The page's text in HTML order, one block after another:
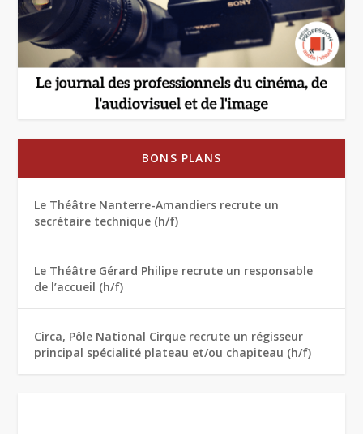
BONS PLANS
Le Théâtre Nanterre-Amandiers recrute un
secrétaire technique (h/f)
Le Théâtre Gérard Philipe recrute un responsable
de l’accueil (h/f)
Circa, Pôle National Cirque recrute un régisseur
principal spécialité plateau et/ou chapiteau (h/f)